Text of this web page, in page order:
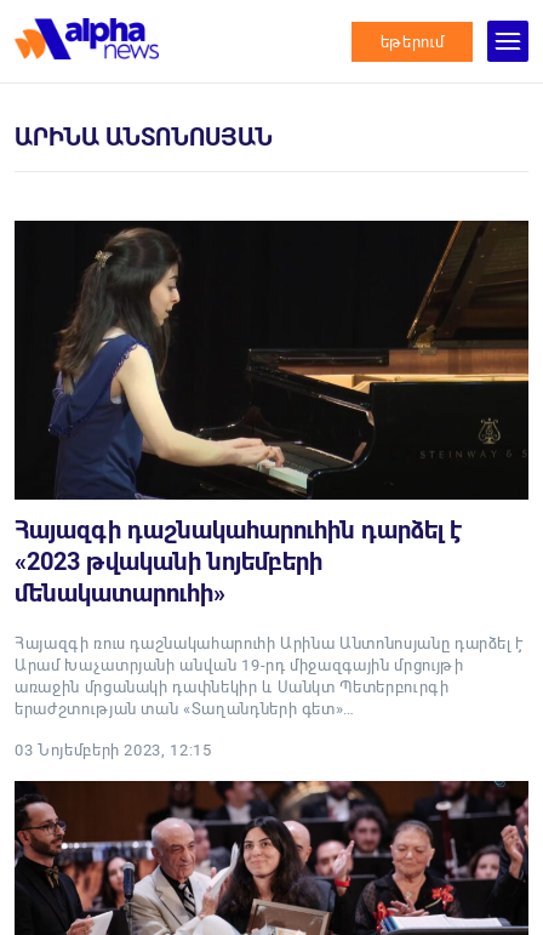
եթերում
ԱՐԻՆԱ ԱՆՏՈՆՈՍՅԱՆ
Հայազգի դաշնակահարուհին դարձել է
«2023 թվականի նոյեմբերի
մենակատարուհի»
Հայազգի ռուս դաշնակահարուհի Արինա Անտոնոսյանը դարձել է
Արամ Խաչատրյանի անվան 19-րդ միջազգային մրցույթի
առաջին մրցանակի դափնեկիր և Սանկտ Պետերբուրգի
երաժշտության տան «Տաղանդների գետ»…
03 Նոյեմբերի 2023, 12:15